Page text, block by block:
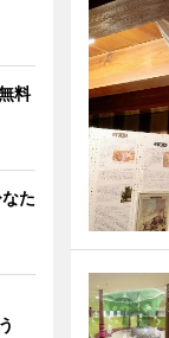
料
た